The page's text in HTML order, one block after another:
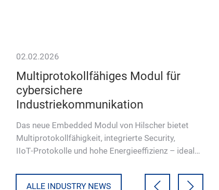
02.02.2026
Multiprotokollfähiges Modul für
cybersichere
Industriekommunikation
Das neue Embedded Modul von Hilscher bietet
Multiprotokollfähigkeit, integrierte Security,
IIoT‑Protokolle und hohe Energieeffizienz – ideal
ALLE INDUSTRY NEWS